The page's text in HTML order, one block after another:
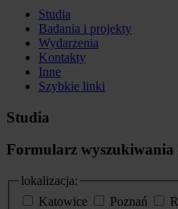
Studia
Badania i projekty
Wydarzenia
Kontakty
Inne
Szybkie linki
Studia
Formularz wyszukiwania
lokalizacja:
Katowice
Poznań